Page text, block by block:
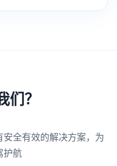
们？
全有效的解决方案，为
护航